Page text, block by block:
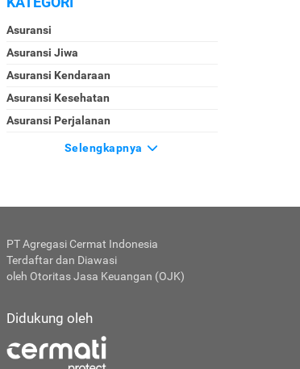
Asuransi
Asuransi Jiwa
Asuransi Kendaraan
Asuransi Kesehatan
Asuransi Perjalanan
Selengkapnya
PT Agregasi Cermat Indonesia
Terdaftar dan Diawasi
oleh Otoritas Jasa Keuangan (OJK)
Didukung oleh